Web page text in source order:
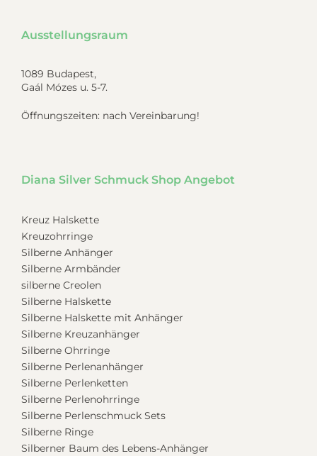
Ausstellungsraum
1089 Budapest,
Gaál Mózes u. 5-7.
Öffnungszeiten: nach Vereinbarung!
Diana Silver Schmuck Shop Angebot
Kreuz Halskette
Kreuzohrringe
Silberne Anhänger
Silberne Armbänder
silberne Creolen
Silberne Halskette
Silberne Halskette mit Anhänger
Silberne Kreuzanhänger
Silberne Ohrringe
Silberne Perlenanhänger
Silberne Perlenketten
Silberne Perlenohrringe
Silberne Perlenschmuck Sets
Silberne Ringe
Silberner Baum des Lebens-Anhänger